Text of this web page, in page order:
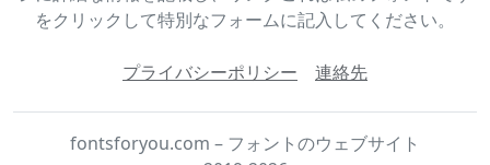
をクリックして特別なフォームに記入してください。
プライバシーポリシー 連絡先
fontsforyou.com – フォントのウェブサイト